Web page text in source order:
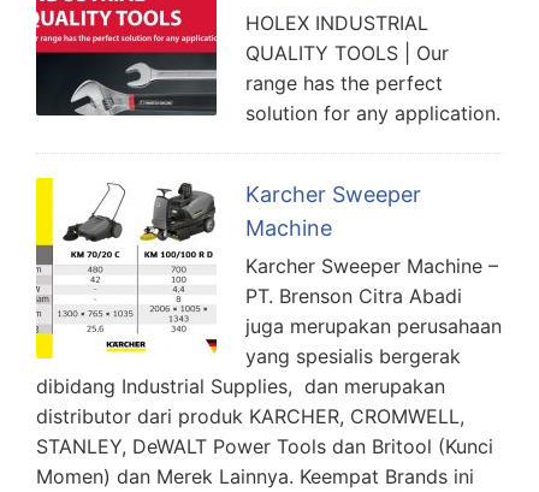
HOLEX INDUSTRIAL
QUALITY TOOLS | Our
range has the perfect
solution for any application.
Karcher Sweeper
Machine
Karcher Sweeper Machine –
PT. Brenson Citra Abadi
juga merupakan perusahaan
yang spesialis bergerak
dibidang Industrial Supplies, dan merupakan
distributor dari produk KARCHER, CROMWELL,
STANLEY, DeWALT Power Tools dan Britool (Kunci
Momen) dan Merek Lainnya. Keempat Brands ini